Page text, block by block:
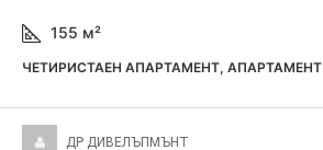
155 м²
ЧЕТИРИСТАЕН АПАРТАМЕНТ, АПАРТАМЕНТ
ДР ДИВЕЛЪПМЪНТ